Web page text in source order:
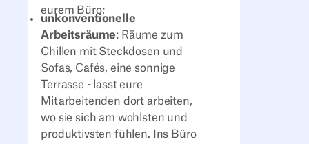
eurem Büro;
unkonventionelle
Arbeitsräume: Räume zum
Chillen mit Steckdosen und
Sofas, Cafés, eine sonnige
Terrasse - lasst eure
Mitarbeitenden dort arbeiten,
wo sie sich am wohlsten und
produktivsten fühlen. Ins Büro